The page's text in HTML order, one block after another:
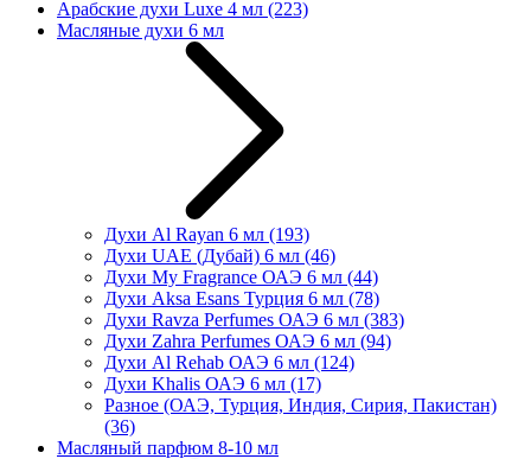
Арабские духи Luxe 4 мл (223)
Масляные духи 6 мл
Духи Al Rayan 6 мл (193)
Духи UAE (Дубай) 6 мл (46)
Духи My Fragrance ОАЭ 6 мл (44)
Духи Aksa Esans Турция 6 мл (78)
Духи Ravza Perfumes ОАЭ 6 мл (383)
Духи Zahra Perfumes ОАЭ 6 мл (94)
Духи Al Rehab ОАЭ 6 мл (124)
Духи Khalis ОАЭ 6 мл (17)
Разное (ОАЭ, Турция, Индия, Сирия, Пакистан)
(36)
Масляный парфюм 8-10 мл